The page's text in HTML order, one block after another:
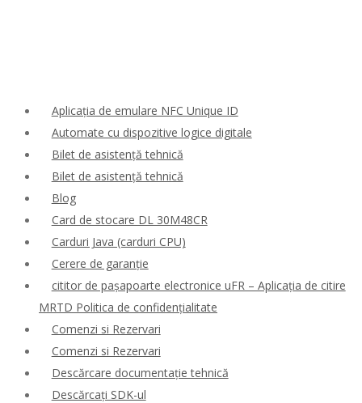
Aplicația de emulare NFC Unique ID
Automate cu dispozitive logice digitale
Bilet de asistență tehnică
Bilet de asistență tehnică
Blog
Card de stocare DL 30M48CR
Carduri Java (carduri CPU)
Cerere de garanție
cititor de pașapoarte electronice uFR – Aplicația de citire
MRTD Politica de confidențialitate
Comenzi si Rezervari
Comenzi si Rezervari
Descărcare documentație tehnică
Descărcați SDK-ul